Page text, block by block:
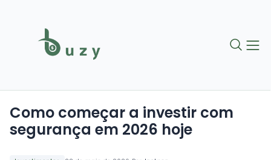
Como começar a investir com
segurança em 2026 hoje